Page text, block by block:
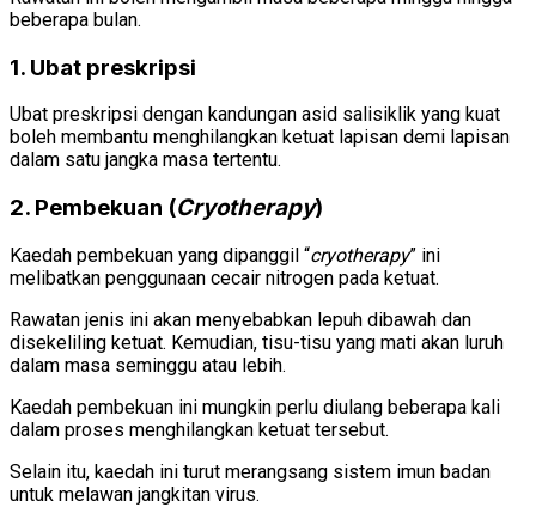
beberapa bulan.
1. Ubat preskripsi
Ubat preskripsi dengan kandungan asid salisiklik yang kuat
boleh membantu menghilangkan ketuat lapisan demi lapisan
dalam satu jangka masa tertentu.
2. Pembekuan (Cryotherapy)
Kaedah pembekuan yang dipanggil “cryotherapy” ini
melibatkan penggunaan cecair nitrogen pada ketuat.
Rawatan jenis ini akan menyebabkan lepuh dibawah dan
disekeliling ketuat. Kemudian, tisu-tisu yang mati akan luruh
dalam masa seminggu atau lebih.
Kaedah pembekuan ini mungkin perlu diulang beberapa kali
dalam proses menghilangkan ketuat tersebut.
Selain itu, kaedah ini turut merangsang sistem imun badan
untuk melawan jangkitan virus.